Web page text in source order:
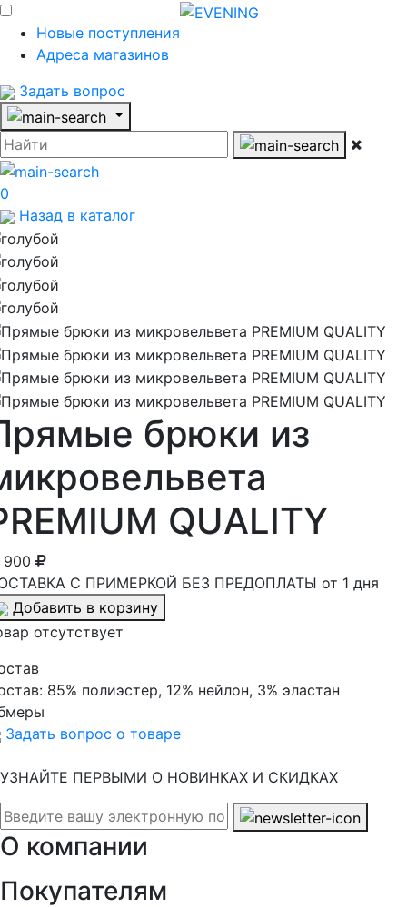
Новые поступления
Адреса магазинов
Задать вопрос
0
Назад в каталог
брюки из
QUALITY
900
С ПРИМЕРКОЙ БЕЗ ПРЕДОПЛАТЫ от 1 дня
Добавить в корзину
отсутствует
85% полиэстер, 12% нейлон, 3% эластан
Задать вопрос о товаре
УЗНАЙТЕ ПЕРВЫМИ О НОВИНКАХ И СКИДКАХ
О компании
Покупателям